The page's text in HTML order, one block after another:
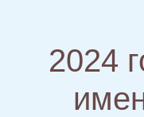
2024